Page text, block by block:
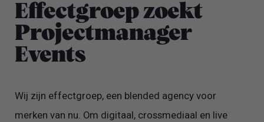
Effectgroep zoekt
Projectmanager
Events
Wij zijn effectgroep, een blended agency voor
merken van nu. Om digitaal, crossmediaal en live